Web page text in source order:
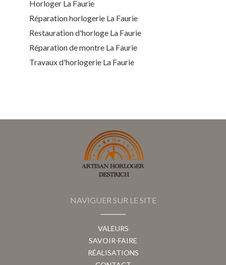
Horloger La Faurie
Réparation horlogerie La Faurie
Restauration d'horloge La Faurie
Réparation de montre La Faurie
Travaux d'horlogerie La Faurie
NAVIGUER SUR LE SITE
VALEURS
SAVOIR-FAIRE
RÉALISATIONS